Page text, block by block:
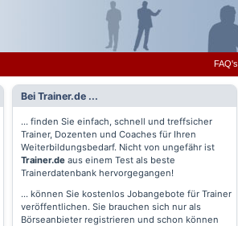
FAQ's
Bei Trainer.de ...
... finden Sie einfach, schnell und treffsicher
Trainer, Dozenten und Coaches für Ihren
Weiterbildungsbedarf. Nicht von ungefähr ist
Trainer.de aus einem Test als beste
Trainerdatenbank hervorgegangen!
... können Sie kostenlos Jobangebote für Trainer
veröffentlichen. Sie brauchen sich nur als
Börseanbieter registrieren und schon können